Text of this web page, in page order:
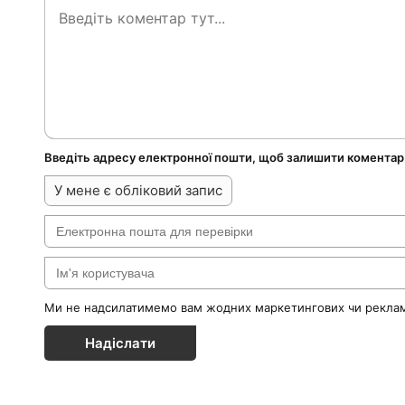
Введіть адресу електронної пошти, щоб залишити
У мене є обліковий запис
Ми не надсилатимемо вам жодних маркетингових чи
Надіслати